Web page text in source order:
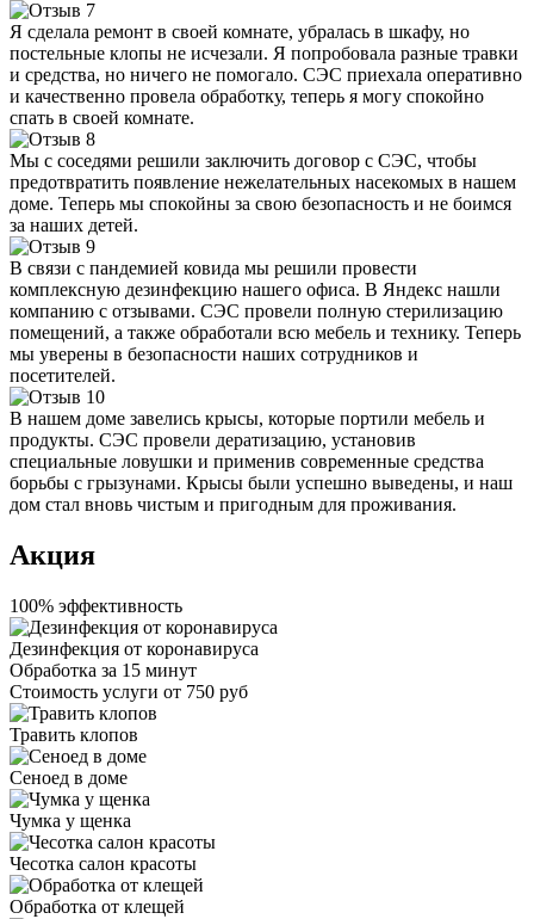
Я сделала ремонт в своей комнате, убралась в шкафу, но
постельные клопы не исчезали. Я попробовала разные травки
и средства, но ничего не помогало. СЭС приехала оперативно
и качественно провела обработку, теперь я могу спокойно
спать в своей комнате.
Мы с соседями решили заключить договор с СЭС, чтобы
предотвратить появление нежелательных насекомых в нашем
доме. Теперь мы спокойны за свою безопасность и не боимся
за наших детей.
В связи с пандемией ковида мы решили провести
комплексную дезинфекцию нашего офиса. В Яндекс нашли
компанию с отзывами. СЭС провели полную стерилизацию
помещений, а также обработали всю мебель и технику. Теперь
мы уверены в безопасности наших сотрудников и
посетителей.
В нашем доме завелись крысы, которые портили мебель и
продукты. СЭС провели дератизацию, установив
специальные ловушки и применив современные средства
борьбы с грызунами. Крысы были успешно выведены, и наш
дом стал вновь чистым и пригодным для проживания.
Акция
100% эффективность
Дезинфекция от коронавируса
Обработка за 15 минут
Стоимость услуги от 750 руб
Травить клопов
Сеноед в доме
Чумка у щенка
Чесотка салон красоты
Обработка от клещей